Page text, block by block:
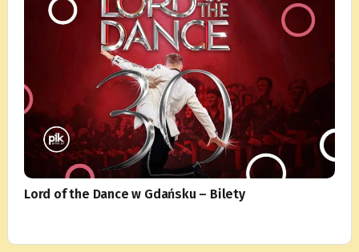
Lord of the Dance w Gdańsku – Bilety